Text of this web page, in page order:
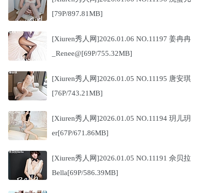
[79P/897.81MB]
[Xiuren秀人网]2026.01.06 NO.11197 姜冉冉
_Renee@[69P/755.32MB]
[Xiuren秀人网]2026.01.05 NO.11195 唐安琪
[76P/743.21MB]
[Xiuren秀人网]2026.01.05 NO.11194 玥儿玥
er[67P/671.86MB]
[Xiuren秀人网]2026.01.05 NO.11191 佘贝拉
Bella[69P/586.39MB]